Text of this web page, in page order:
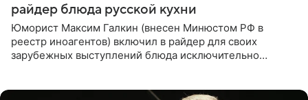
райдер блюда русской кухни
Юморист Максим Галкин (внесен Минюстом РФ в
реестр иноагентов) включил в райдер для своих
зарубежных выступлений блюда исключительно